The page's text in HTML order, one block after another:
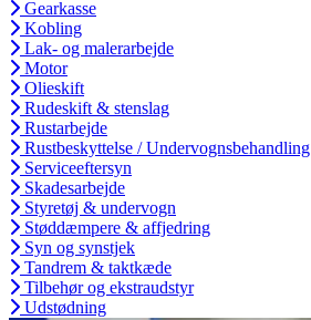
Gearkasse
Kobling
Lak- og malerarbejde
Motor
Olieskift
Rudeskift & stenslag
Rustarbejde
Rustbeskyttelse / Undervognsbehandling
Serviceeftersyn
Skadesarbejde
Styretøj & undervogn
Støddæmpere & affjedring
Syn og synstjek
Tandrem & taktkæde
Tilbehør og ekstraudstyr
Udstødning